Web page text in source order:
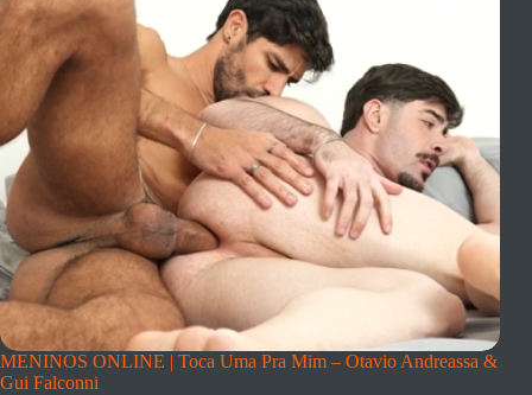
MENINOS ONLINE | Toca Uma Pra Mim – Otavio Andreassa &
Gui Falconni